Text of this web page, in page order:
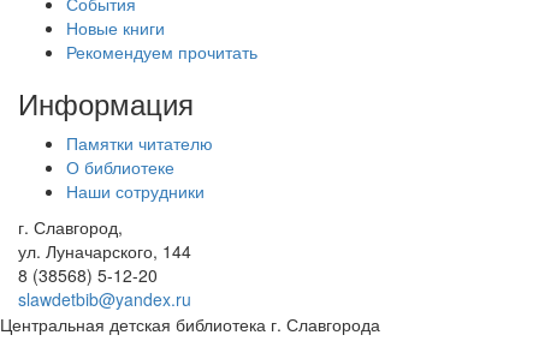
Новые книги
Рекомендуем прочитать
Информация
Памятки читателю
О библиотеке
Наши сотрудники
г. Славгород,
ул. Луначарского, 144
8 (38568) 5-12-20
slawdetbib@yandex.ru
Центральная детская библиотека г. Славгорода